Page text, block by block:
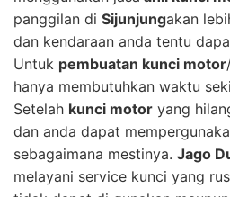
panggilan di Sijunjungakan
dan kendaraan anda tentu
Untuk pembuatan kunci motor
hanya membutuhkan waktu
Setelah kunci motor yang
dan anda dapat
sebagaimana mestinya. Jago
melayani service kunci yang